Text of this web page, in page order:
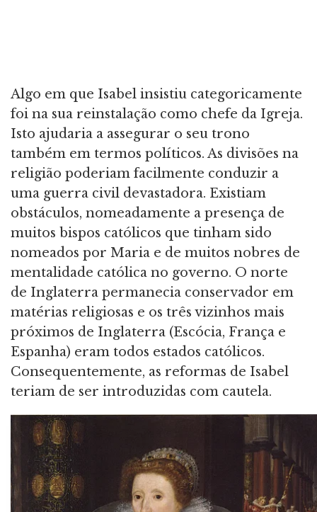
Algo em que Isabel insistiu categoricamente
foi na sua reinstalação como chefe da Igreja.
Isto ajudaria a assegurar o seu trono
também em termos políticos. As divisões na
religião poderiam facilmente conduzir a
uma guerra civil devastadora. Existiam
obstáculos, nomeadamente a presença de
muitos bispos católicos que tinham sido
nomeados por Maria e de muitos nobres de
mentalidade católica no governo. O norte
de Inglaterra permanecia conservador em
matérias religiosas e os três vizinhos mais
próximos de Inglaterra (Escócia, França e
Espanha) eram todos estados católicos.
Consequentemente, as reformas de Isabel
teriam de ser introduzidas com cautela.